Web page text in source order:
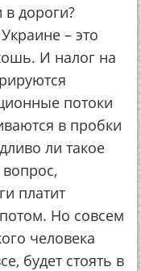
в дороги?
– это
И налог на
потоки
в пробки
ли такое
платит
Но совсем
человека
будет стоять в